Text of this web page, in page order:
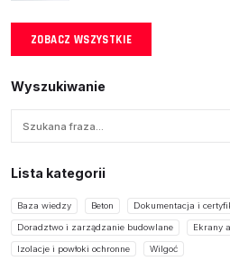
ZOBACZ WSZYSTKIE
Wyszukiwanie
Lista kategorii
Baza wiedzy Beton Dokumentacja i
Doradztwo i zarządzanie budowlane Ekrany
Izolacje i powłoki ochronne Wilgoć